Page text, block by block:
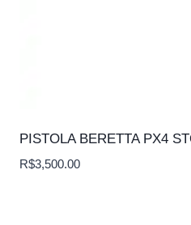
PISTOLA BERETTA PX4
R$3,500.00